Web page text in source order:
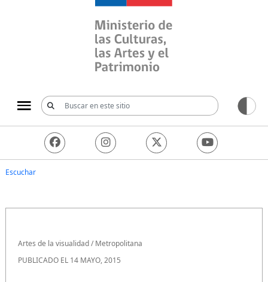
Ministerio de las
Escuchar
Artes de la visualidad/Metropolitana
PUBLICADO EL 14 MAYO, 2015